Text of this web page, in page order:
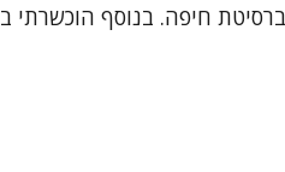
חיפה. בנוסף הוכשרתי